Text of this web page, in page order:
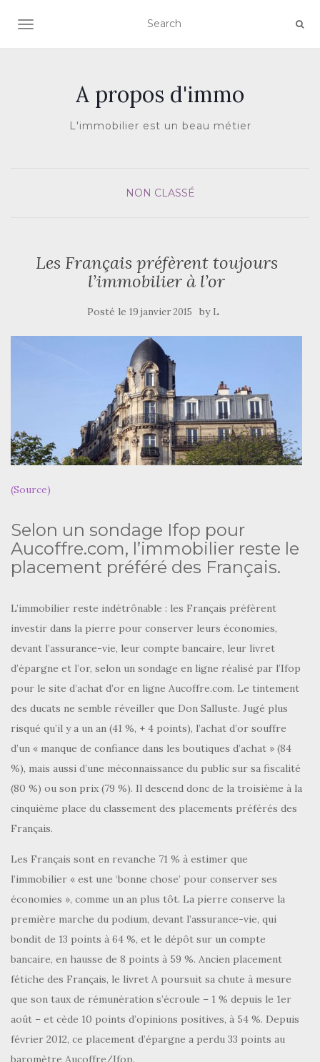
AFFICHER/MASQUER LA NAVIGATION
A propos d'immo
L'immobilier est un beau métier
NON CLASSÉ
Les Français préfèrent toujours
l’immobilier à l’or
Posté le 19 janvier 2015 by L
(Source)
Selon un sondage Ifop pour
Aucoffre.com, l’immobilier reste le
placement préféré des Français.
L’immobilier reste indétrônable : les Français préfèrent
investir dans la pierre pour conserver leurs économies,
devant l’assurance-vie, leur compte bancaire, leur livret
d’épargne et l’or, selon un sondage en ligne réalisé par l’Ifop
pour le site d’achat d’or en ligne Aucoffre.com. Le tintement
des ducats ne semble réveiller que Don Salluste. Jugé plus
risqué qu’il y a un an (41 %, + 4 points), l’achat d’or souffre
d’un « manque de confiance dans les boutiques d’achat » (84
%), mais aussi d’une méconnaissance du public sur sa fiscalité
(80 %) ou son prix (79 %). Il descend donc de la troisième à la
cinquième place du classement des placements préférés des
Français.
Les Français sont en revanche 71 % à estimer que
l’immobilier « est une ‘bonne chose’ pour conserver ses
économies », comme un an plus tôt. La pierre conserve la
première marche du podium, devant l’assurance-vie, qui
bondit de 13 points à 64 %, et le dépôt sur un compte
bancaire, en hausse de 8 points à 59 %. Ancien placement
fétiche des Français, le livret A poursuit sa chute à mesure
que son taux de rémunération s’écroule – 1 % depuis le 1er
août – et cède 10 points d’opinions positives, à 54 %. Depuis
février 2012, ce placement d’épargne a perdu 33 points au